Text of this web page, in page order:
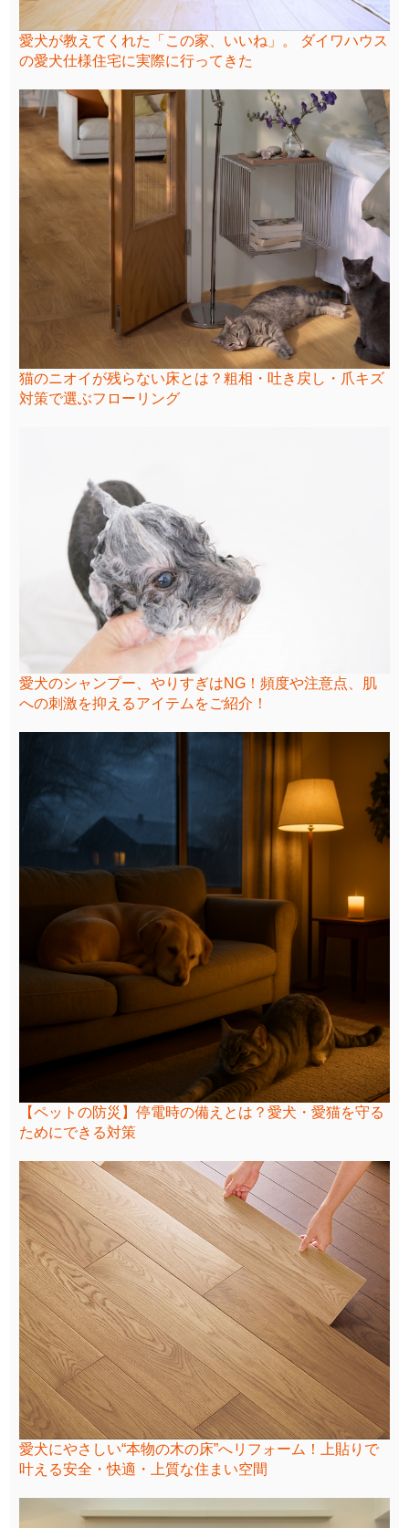
愛犬が教えてくれた「この家、いいね」。 ダイワハウス
の愛犬仕様住宅に実際に行ってきた
猫のニオイが残らない床とは？粗相・吐き戻し・爪キズ
対策で選ぶフローリング
愛犬のシャンプー、やりすぎはNG！頻度や注意点、肌
への刺激を抑えるアイテムをご紹介！
【ペットの防災】停電時の備えとは？愛犬・愛猫を守る
ためにできる対策
愛犬にやさしい“本物の木の床”へリフォーム！上貼りで
叶える安全・快適・上質な住まい空間